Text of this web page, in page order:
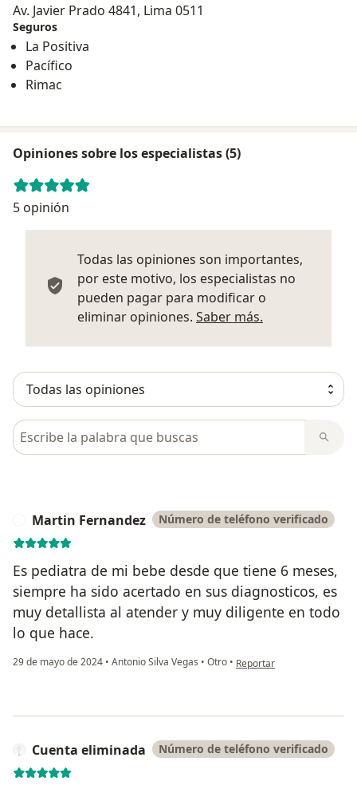
Av. Javier Prado 4841, Lima 0511
Seguros
La Positiva
Pacífico
Rimac
Opiniones sobre los especialistas (5)
5 opinión
Todas las opiniones son importantes,
por este motivo, los especialistas no
pueden pagar para modificar o
eliminar opiniones. Saber más.
Busca en opiniones
Martin Fernandez Número de teléfono verificado
Es pediatra de mi bebe desde que tiene 6 meses,
siempre ha sido acertado en sus diagnosticos, es
muy detallista al atender y muy diligente en todo
lo que hace.
29 de mayo de 2024 • Antonio Silva Vegas • Otro • en opinión del usuario
Reportar
Cuenta eliminada Número de teléfono verificado